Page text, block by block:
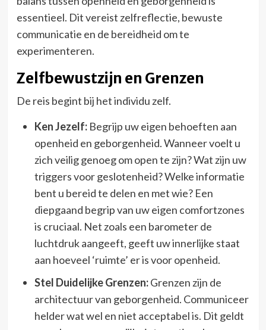
essentieel. Dit vereist zelfreflectie, bewuste
communicatie en de bereidheid om te
experimenteren.
Zelfbewustzijn en Grenzen
De reis begint bij het individu zelf.
Ken Jezelf:Begrijp uw eigen behoeften aan
openheid en geborgenheid. Wanneer voelt u
zich veilig genoeg om open te zijn? Wat zijn uw
triggers voor geslotenheid? Welke informatie
bent u bereid te delen en met wie? Een
diepgaand begrip van uw eigen comfortzones
is cruciaal. Net zoals een barometer de
luchtdruk aangeeft, geeft uw innerlijke staat
aan hoeveel ‘ruimte’ er is voor openheid.
Stel Duidelijke Grenzen:Grenzen zijn de
architectuur van geborgenheid. Communiceer
helder wat wel en niet acceptabel is. Dit geldt